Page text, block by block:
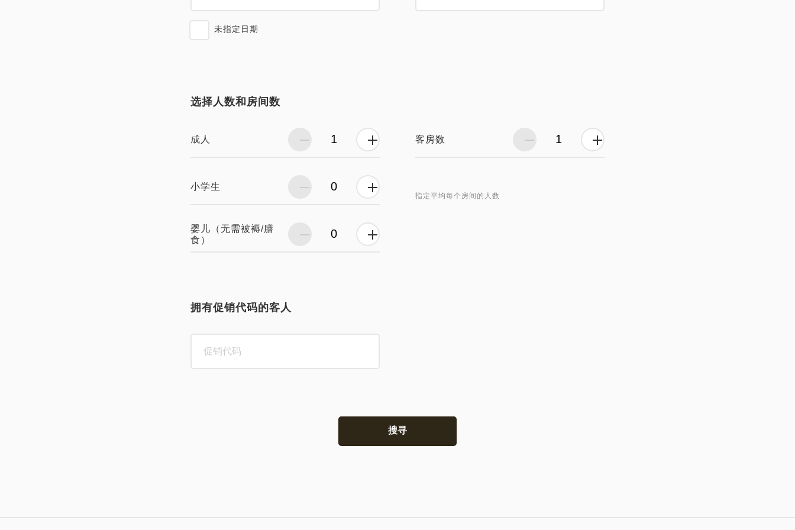
未指定日期
选择人数和房间数
成人
小学生
婴儿（无需被褥/膳
食）
客房数
指定平均每个房间的人数
拥有促销代码的客人
搜寻